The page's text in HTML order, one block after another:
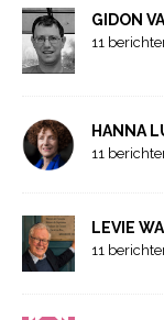
GIDON
11
HANNA
11
LEVIE
11